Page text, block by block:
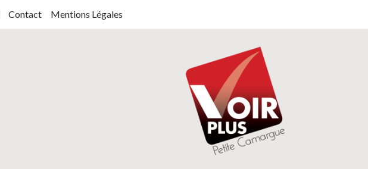
Contact Mentions Légales